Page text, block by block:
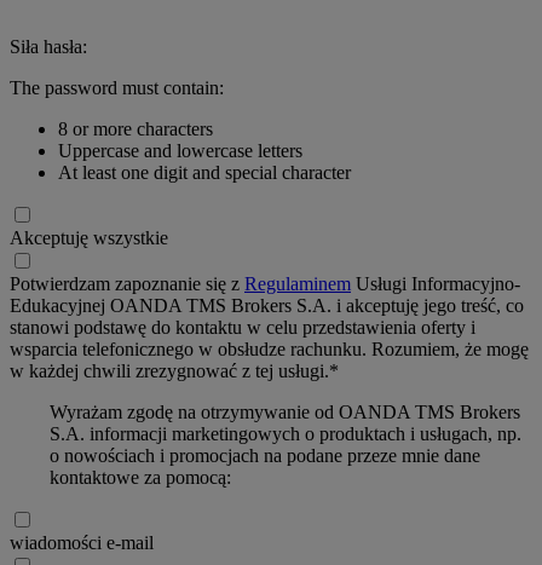
Siła hasła:
The password must contain:
8 or more characters
Uppercase and lowercase letters
At least one digit and special character
Akceptuję wszystkie
Potwierdzam zapoznanie się z Regulaminem Usługi Informacyjno-
Edukacyjnej OANDA TMS Brokers S.A. i akceptuję jego treść, co
stanowi podstawę do kontaktu w celu przedstawienia oferty i
wsparcia telefonicznego w obsłudze rachunku. Rozumiem, że mogę
w każdej chwili zrezygnować z tej usługi.*
Wyrażam zgodę na otrzymywanie od OANDA TMS Brokers
S.A. informacji marketingowych o produktach i usługach, np.
o nowościach i promocjach na podane przeze mnie dane
kontaktowe za pomocą:
wiadomości e-mail